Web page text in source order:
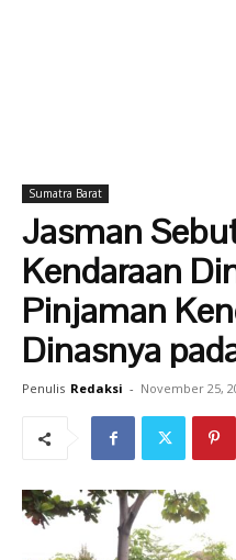
Sumatra Barat
Jasman
Kendaraan
Pinjaman
Dinasnya
Penulis Redaksi - November 25,